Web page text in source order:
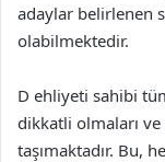
adaylar belirlenen
olabilmektedir.
D ehliyeti sahibi
dikkatli olmaları
taşımaktadır. Bu,